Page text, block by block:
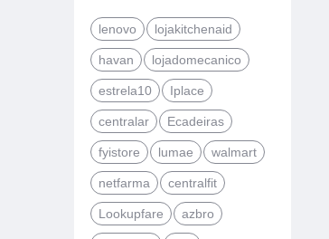
lenovo lojakitchenaid
havan lojadomecanico
estrela10 Iplace
centralar Ecadeiras
fyistore lumae walmart
netfarma centralfit
Lookupfare azbro